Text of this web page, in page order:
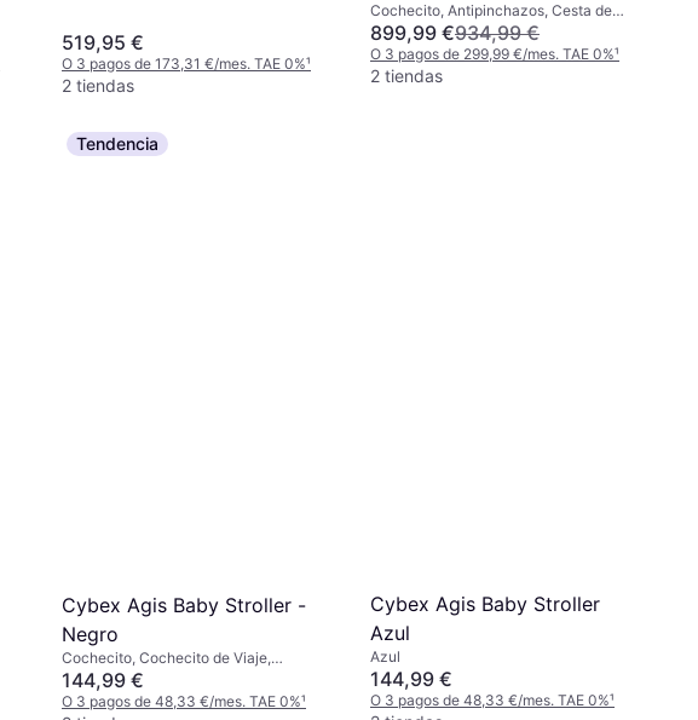
519,95 €
O 3 pagos de 173,31 €/mes. TAE 0%¹
2 tiendas
Cochecito, Antipinchazos, Cesta de
Almacenamiento, Capota Extensible,
Asiento Reversible, Negro, Oro
899,99 €934,99 €
O 3 pagos de 299,99 €/mes. TAE 0%¹
2 tiendas
Tendencia
Cybex Agis Baby Stroller -
Negro
Cochecito, Cochecito de Viaje,
Antipinchazos, Aprobado Equipaje de
Cabina, Reclinación Completa,
Respaldo Ajustable, Plegado con una
144,99 €
O 3 pagos de 48,33 €/mes. TAE 0%¹
Cybex Agis Baby Stroller
Azul
Azul
144,99 €
O 3 pagos de 48,33 €/mes. TAE 0%¹